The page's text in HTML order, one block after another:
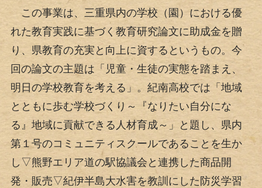
この事業は、三重県内の学校（園）における優
れた教育実践に基づく教育研究論文に助成金を贈
り、県教育の充実と向上に資するというもの。今
回の論文の主題は「児童・生徒の実態を踏まえ、
明日の学校教育を考える」。紀南高校では「地域
とともに歩む学校づくり～『なりたい自分にな
る』地域に貢献できる人材育成～」と題し、県内
第１号のコミュニティスクールであることを生か
し▽熊野エリア道の駅協議会と連携した商品開
発・販売▽紀伊半島大水害を教訓にした防災学習